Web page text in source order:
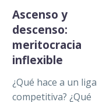
Ascenso y
descenso:
meritocracia
inflexible
¿Qué hace a un liga
competitiva? ¿Qué